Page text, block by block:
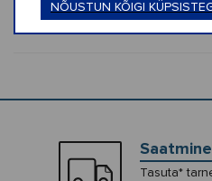
NÕUSTUN KÕIGI
KLIENTIDE ARVUSTUSED (0)
Saatmine
Tasuta*